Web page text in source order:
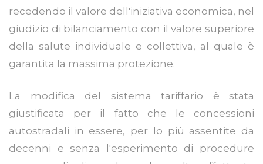
recedendo il valore dell'iniziativa economica, nel
giudizio di bilanciamento con il valore superiore
della salute individuale e collettiva, al quale è
garantita la massima protezione.
La modifica del sistema tariffario è stata
giustificata per il fatto che le concessioni
autostradali in essere, per lo più assentite da
decenni e senza l'esperimento di procedure